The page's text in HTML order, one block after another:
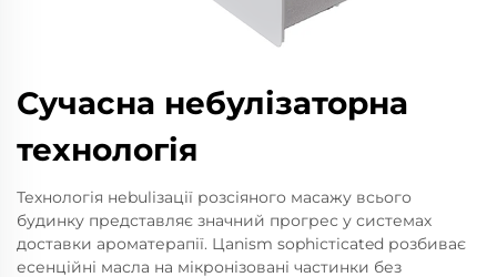
Сучасна небулізаторна
технологія
Технологія неbulізації розсіяного масажу всього
будинку представляє значний прогрес у системах
доставки ароматерапії. Цanism sophiстicated розбиває
есенційні масла на мікронізовані частинки без